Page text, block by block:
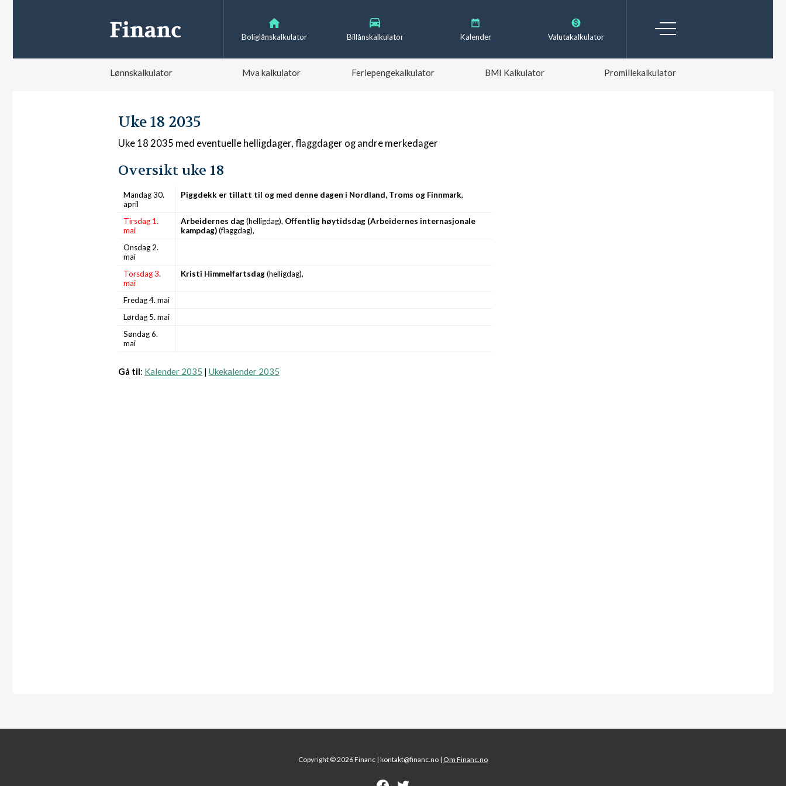
Boliglånskalkulator Billånskalkulator Kalender Valutakalkulator
Lønnskalkulator Mva kalkulator Feriepengekalkulator BMI Kalkulator Promillekalkulator
Uke 18 2035
Uke 18 2035 med eventuelle helligdager, flaggdager og andre merkedager
Oversikt uke 18
Mandag 30.
april
Piggdekk er tillatt til og med denne dagen i Nordland, Troms og Finnmark,
Tirsdag 1.
mai
Arbeidernes dag(helligdag), Offentlig høytidsdag (Arbeidernes internasjonale
kampdag)(flaggdag),
Onsdag 2.
mai
Torsdag 3.
mai
Kristi Himmelfartsdag(helligdag),
Fredag 4. mai
Lørdag 5. mai
Søndag 6.
mai
Gå til: Kalender 2035 | Ukekalender 2035
Copyright © 2026 Financ | kontakt@financ.no | Om Financ.no